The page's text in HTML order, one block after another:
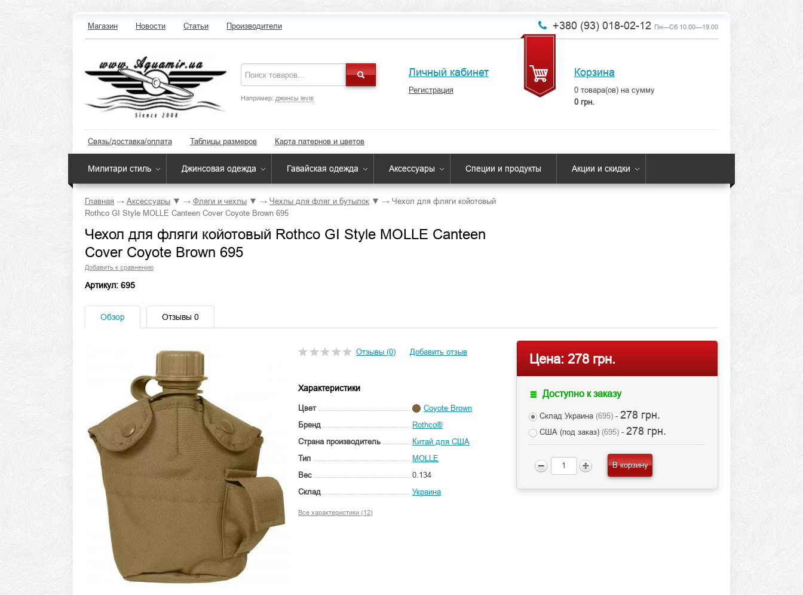
Магазин Новости Статьи Производители +380 (93) 018-02-12 Пн—Сб 10.00—19.00
Например: джинсы levis
Личный кабинет
Регистрация
Корзина
0товара(ов) на сумму
0 грн.
Связь/доставка/оплата Таблицы размеров Карта патернов и цветов
Милитари стиль Джинсовая одежда Гавайская одежда Аксессуары Специи и продукты Акции и скидки
Главная → Аксессуары ▼ → Фляги и чехлы ▼ → Чехлы для фляг и бутылок ▼ → Чехол для фляги койотовый
Rothco GI Style MOLLE Canteen Cover Coyote Brown 695
Чехол для фляги койотовый Rothco GI Style MOLLE Canteen
Cover Coyote Brown 695
Добавить к сравнению
Артикул: 695
Обзор Отзывы 0
Отзывы (0) Добавить отзыв
Характеристики
Цвет
Coyote Brown
Бренд
Rothco®
Страна производитель
Китай для США
Тип
MOLLE
Вес
0.134
Склад
Украина
Все характеристики (12)
Цена: 278 грн.
Доступно к заказу
Склад Украина (695)- 278 грн.
США (под заказ) (695)- 278 грн.
В корзину